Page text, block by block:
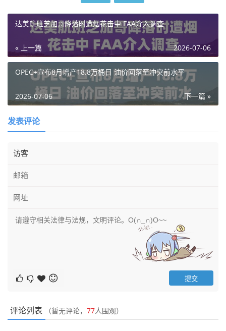
达美航班芝加哥降落时遭烟花击中 FAA介入调查
« 上一篇 2026-07-06
OPEC+宣布8月增产18.8万桶日 油价回落至冲突前水平
下一篇 »
2026-07-06
发表评论
评论列表 （暂无评论， 77人围观）